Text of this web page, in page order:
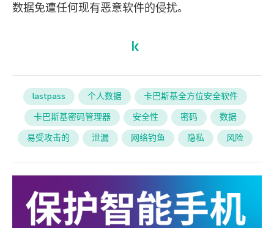
数据免遭任何现有恶意软件的侵扰。
lastpass 个人数据
卡巴斯基全方位安全软件
卡巴斯基密码管理器
安全性 密码
数据
易受攻击的
泄漏 网络钓鱼 隐私 风险